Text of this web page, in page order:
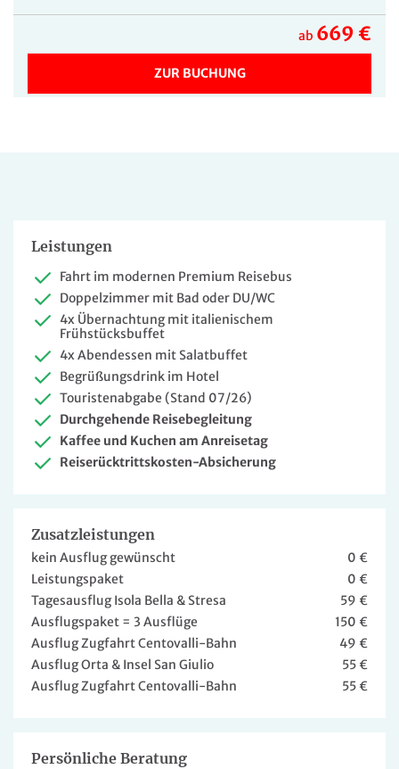
ab 669 €
ZUR BUCHUNG
Leistungen
Fahrt im modernen Premium Reisebus
Doppelzimmer mit Bad oder DU/WC
4x Übernachtung mit italienischem
Frühstücksbuffet
4x Abendessen mit Salatbuffet
Begrüßungsdrink im Hotel
Touristenabgabe (Stand 07/26)
Durchgehende Reisebegleitung
Kaffee und Kuchen am Anreisetag
Reiserücktrittskosten-Absicherung
Zusatzleistungen
kein Ausflug gewünscht
0 €
Leistungspaket
0 €
Tagesausflug Isola Bella & Stresa
59 €
Ausflugspaket = 3 Ausflüge
150 €
Ausflug Zugfahrt Centovalli-Bahn
49 €
Ausflug Orta & Insel San Giulio
55 €
Ausflug Zugfahrt Centovalli-Bahn
55 €
Persönliche Beratung